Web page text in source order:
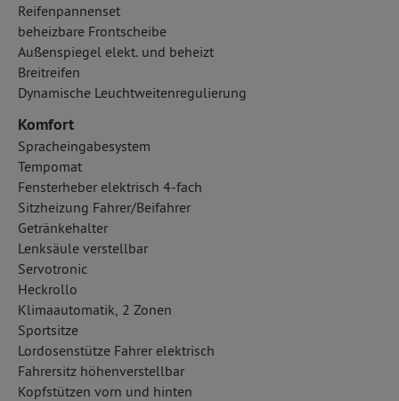
Reifenpannenset
beheizbare Frontscheibe
Außenspiegel elekt. und beheizt
Breitreifen
Dynamische Leuchtweitenregulierung
Komfort
Spracheingabesystem
Tempomat
Fensterheber elektrisch 4-fach
Sitzheizung Fahrer/Beifahrer
Getränkehalter
Lenksäule verstellbar
Servotronic
Heckrollo
Klimaautomatik, 2 Zonen
Sportsitze
Lordosenstütze Fahrer elektrisch
Fahrersitz höhenverstellbar
Kopfstützen vorn und hinten